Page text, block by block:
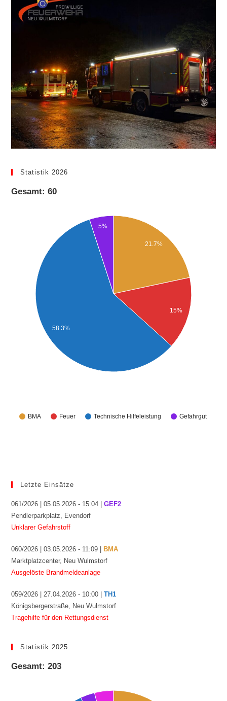
Statistik 2026
Gesamt: 60
BMA Feuer Technische Hilfeleistung Gefahrgut
21.7%
15%
5%
58.3%
Letzte Einsätze
061/2026 | 05.05.2026 - 15:04 |GEF2
Pendlerparkplatz, Evendorf
Unklarer Gefahrstoff
060/2026 | 03.05.2026 - 11:09 |
BMA
Marktplatzcenter, Neu Wulmstorf
Ausgelöste Brandmeldeanlage
059/2026 | 27.04.2026 - 10:00 |TH1
Königsbergerstraße, Neu Wulmstorf
Tragehilfe für den Rettungsdienst
Statistik 2025
Gesamt: 203